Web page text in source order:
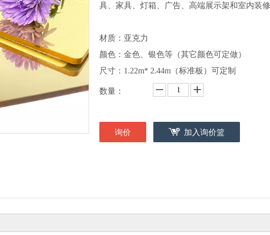
具、家具、灯箱、广告、高端展示架和室内装修
材质：亚克力
颜色：金色、银色等（其它颜色可定做）
尺寸：1.22m* 2.44m（标准板）可定制
数量：
询价 加入询价篮